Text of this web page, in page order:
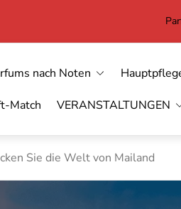
nach Noten
Match VERANSTALTUNGEN
Sie die Welt von Mailand